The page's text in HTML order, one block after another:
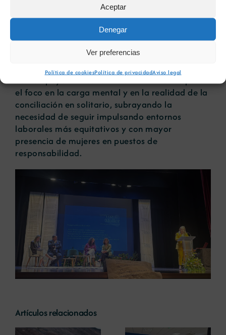
Aceptar
Denegar
Ver preferencias
Política de cookiesPolítica de privacidadAviso legal
A lo largo de las jornadas se abordaron
cuestiones como eltecho de cristaly las
, las microagresiones y el
cuestionamiento de la autoridad, así como
herramientas para avanzar en igualdad, entre
formación continua y el teletrabajo
como apoyo a la conciliación. También se puso
el foco en la carga mental y en la realidad de la
conciliación en solitario, subrayando la
necesidad de seguir impulsando entornos
laborales más equitativos y con mayor
presencia de mujeres en puestos de
responsabilidad.
Artículos relacionados